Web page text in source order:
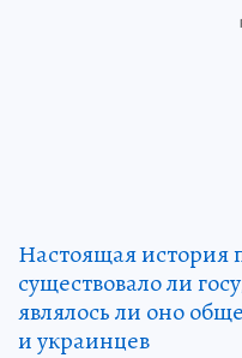
Настоящая история
существовало ли
являлось ли оно
и украинцев